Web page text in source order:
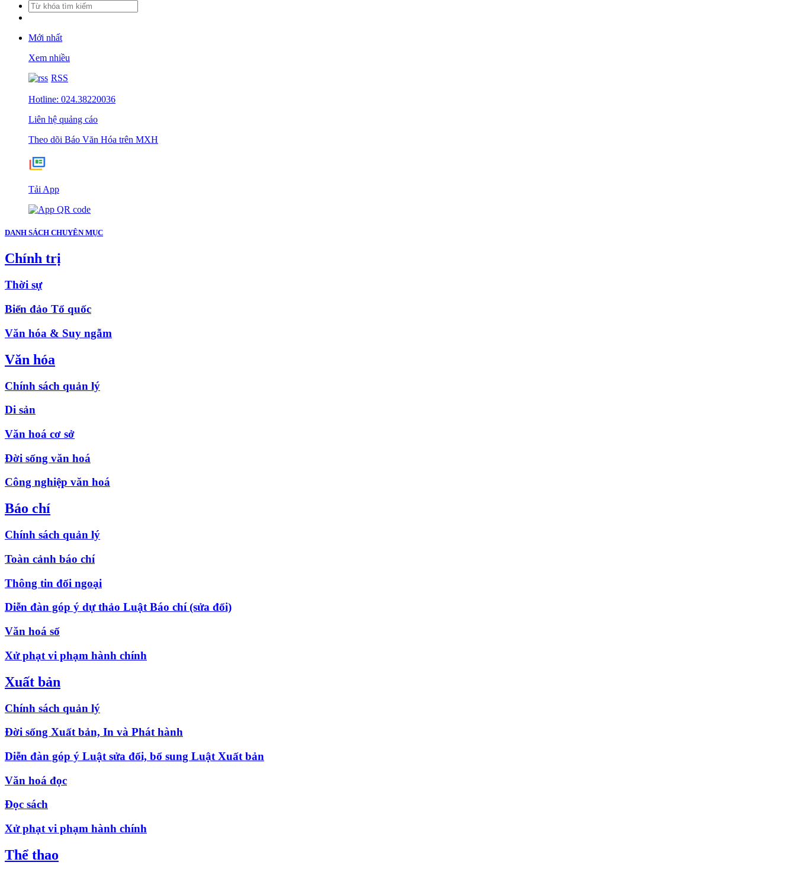
Mới nhất
Xem nhiều
RSS
Hotline: 024.38220036
Liên hệ quảng cáo
Theo dõi Báo Văn Hóa trên MXH
Tải App
DANH SÁCH CHUYÊN MỤC
Chính trị
Thời sự
Biển đảo Tổ quốc
Văn hóa & Suy ngẫm
Văn hóa
Chính sách quản lý
Di sản
Văn hoá cơ sở
Đời sống văn hoá
Công nghiệp văn hoá
Báo chí
Chính sách quản lý
Toàn cảnh báo chí
Thông tin đối ngoại
Diễn đàn góp ý dự thảo Luật Báo chí (sửa đổi)
Văn hoá số
Xử phạt vi phạm hành chính
Xuất bản
Chính sách quản lý
Đời sống Xuất bản, In và Phát hành
Diễn đàn góp ý Luật sửa đổi, bổ sung Luật Xuất bản
Văn hoá đọc
Đọc sách
Xử phạt vi phạm hành chính
Thể thao